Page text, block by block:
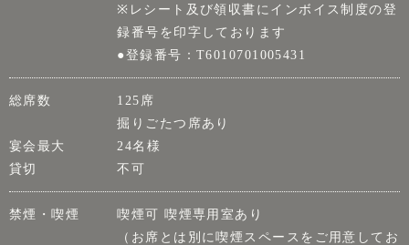
※レシート及び領収書にインボイス制度の登
録番号を印字しております
●登録番号：T6010701005431
総席数
125席
掘りごたつ席あり
宴会最大
24名様
貸切
不可
禁煙・喫煙
喫煙可 喫煙専用室あり
（お席とは別に喫煙スペースをご用意してお